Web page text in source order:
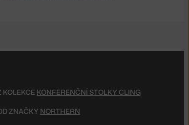
KOLEKCE KONFERENČNÍ STOLKY CLING
ZNAČKY NORTHERN